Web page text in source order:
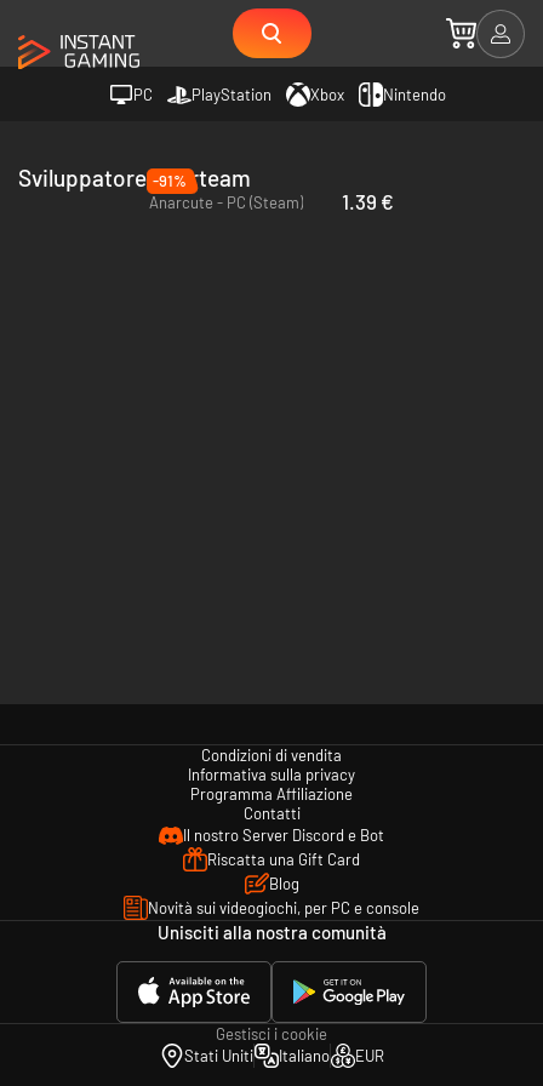
PC PlayStation Xbox Nintendo
Sviluppatore Anarteam
-91%
Anarcute - PC (Steam)
1.39 €
Condizioni di vendita
Informativa sulla privacy
Programma Affiliazione
Contatti
Il nostro Server Discord e Bot
Riscatta una Gift Card
Blog
Novità sui videogiochi, per PC e console
Unisciti alla nostra comunità
Gestisci i cookie
Stati Uniti
Italiano EUR